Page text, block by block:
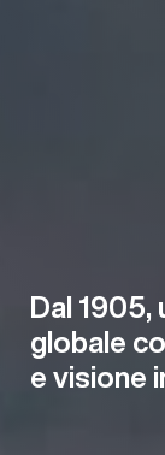
Dal 1905,
globale
e visione